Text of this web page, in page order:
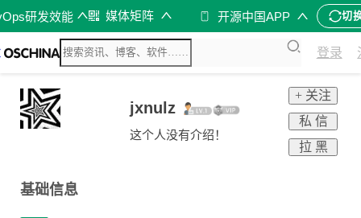
研发效能 媒体矩阵 开源中国APP 切
登录
jxnulz
这个人没有介绍！
+ 关注
私 信
拉 黑
基础信息